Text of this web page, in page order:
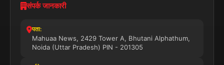
संपर्क जानकारी
पता:
Mahuaa News, 2429 Tower A, Bhutani Alphathum,
Noida (Uttar Pradesh) PIN - 201305